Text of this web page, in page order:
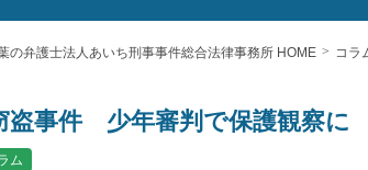
の弁護士法人あいち刑事事件総合法律事務所 HOME コラ
盗事件 少年審判で保護観察に
ム